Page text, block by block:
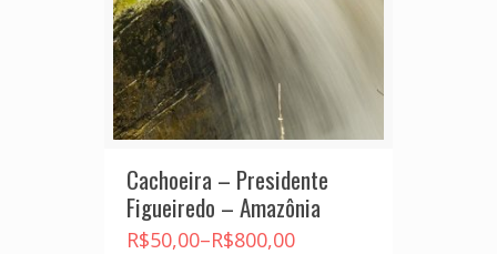
Cachoeira – Presidente
Figueiredo – Amazônia
R$50,00–R$800,00